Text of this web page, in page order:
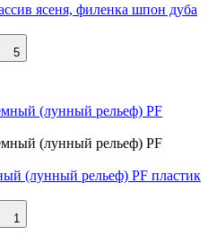
ясеня, филенка шпон дуба
5
(лунный рельеф) PF пластик
1